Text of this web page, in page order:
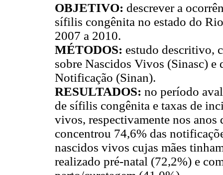
OBJETIVO: descrever a
sífilis congênita no estado do
2007 a 2010.
MÉTODOS: estudo descritivo,
sobre Nascidos Vivos (Sinasc) e
Notificação (Sinan).
RESULTADOS: no período
de sífilis congênita e taxas de
vivos, respectivamente nos
concentrou 74,6% das
nascidos vivos cujas mães
realizado pré-natal (72,2%) e